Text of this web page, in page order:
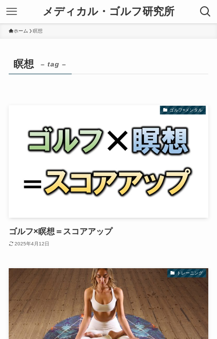
メディカル・ゴルフ研究所
ホーム 瞑想
瞑想 – tag –
ゴルフ×メンタル
ゴルフ×瞑想＝スコアアップ
2025年4月12日
トレーニング